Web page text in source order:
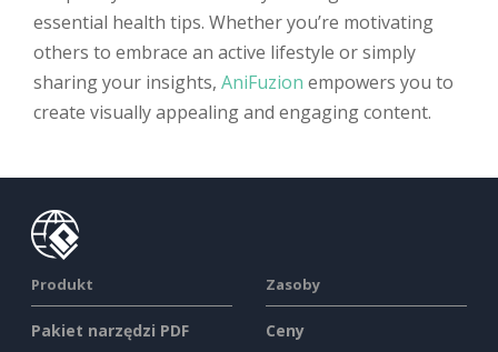
essential health tips. Whether you’re motivating
others to embrace an active lifestyle or simply
sharing your insights, AniFuzion empowers you to
create visually appealing and engaging content.
Produkt
Pakiet narzędzi PDF
Zasoby
Ceny